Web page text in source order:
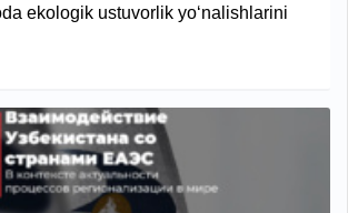
ekologik ustuvorlik yo‘nalishlarini